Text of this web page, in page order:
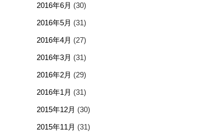
2016年6月 (30)
2016年5月 (31)
2016年4月 (27)
2016年3月 (31)
2016年2月 (29)
2016年1月 (31)
2015年12月 (30)
2015年11月 (31)